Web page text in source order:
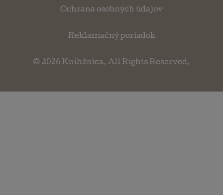
Ochrana osobných údajov
Reklamačný poriadok
© 2026 Knihžnica. All Rights Reserved.